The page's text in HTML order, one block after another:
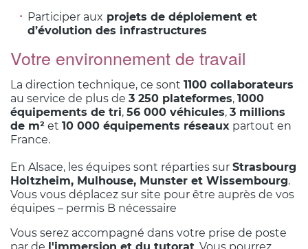
Participer aux projets de déploiement et
d’évolution des infrastructures
Votre environnement de travail
La direction technique, ce sont 1100 collaborateurs
au service de plus de 3 250 plateformes, 1000
équipements de tri, 56 000 véhicules, 3 millions
de m² et 10 000 équipements réseaux partout en
France.
En Alsace, les équipes sont réparties sur Strasbourg
Holtzheim, Mulhouse, Munster et Wissembourg.
Vous vous déplacez sur site pour être auprès de vos
équipes – permis B nécessaire
Vous serez accompagné dans votre prise de poste